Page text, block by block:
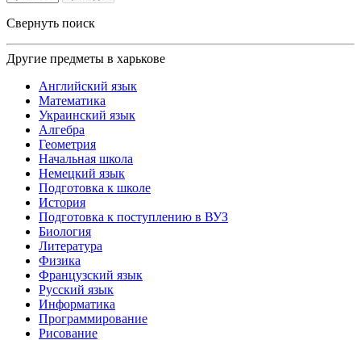
Свернуть поиск
Другие предметы в харькове
Английский язык
Математика
Украинский язык
Алгебра
Геометрия
Начальная школа
Немецкий язык
Подготовка к школе
История
Подготовка к поступлению в ВУЗ
Биология
Литература
Физика
Французский язык
Русский язык
Информатика
Программирование
Рисование